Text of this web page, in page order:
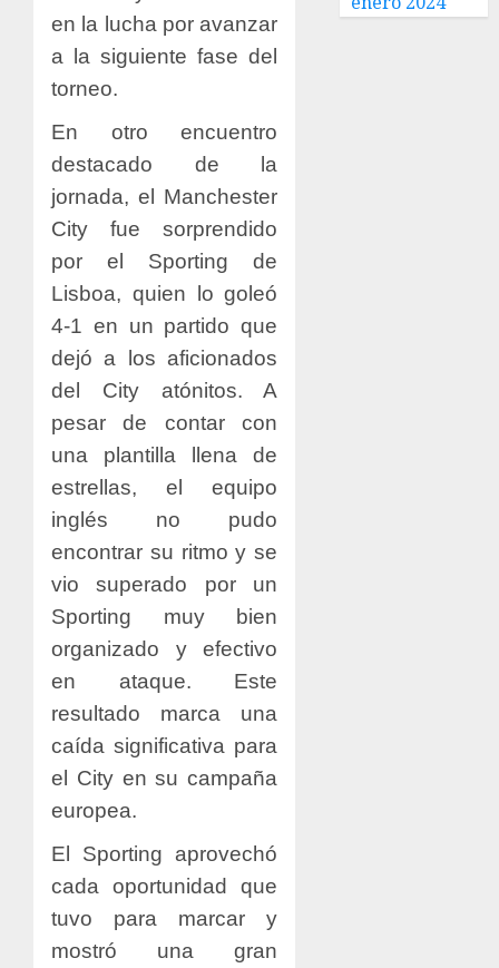
en la lucha por avanzar
a la siguiente fase del
torneo.
En otro encuentro
destacado de la
jornada, el Manchester
City fue sorprendido
por el Sporting de
Lisboa, quien lo goleó
4-1 en un partido que
dejó a los aficionados
del City atónitos. A
pesar de contar con
una plantilla llena de
estrellas, el equipo
inglés no pudo
encontrar su ritmo y se
vio superado por un
Sporting muy bien
organizado y efectivo
en ataque. Este
resultado marca una
caída significativa para
el City en su campaña
europea.
El Sporting aprovechó
cada oportunidad que
tuvo para marcar y
mostró una gran